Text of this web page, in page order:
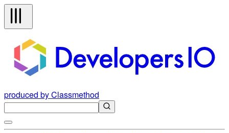
produced by Classmethod